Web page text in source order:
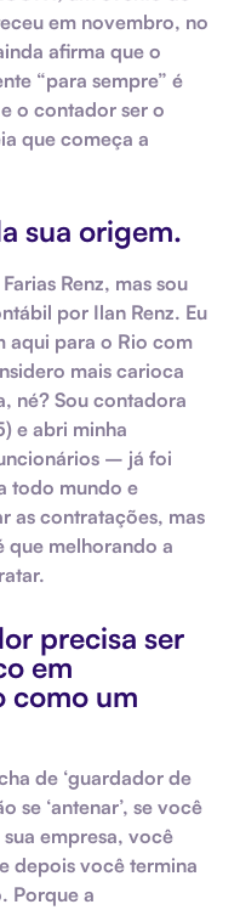
em novembro, no
afirma que o
“para sempre” é
o contador ser o
que começa a
sua origem.
Renz, mas sou
por Ilan Renz. Eu
aqui para o Rio com
mais carioca
né? Sou contadora
e abri minha
– já foi
todo mundo e
as contratações, mas
que melhorando a
precisa ser
em
como um
de ‘guardador de
se ‘antenar’, se você
empresa, você
depois você termina
Porque a